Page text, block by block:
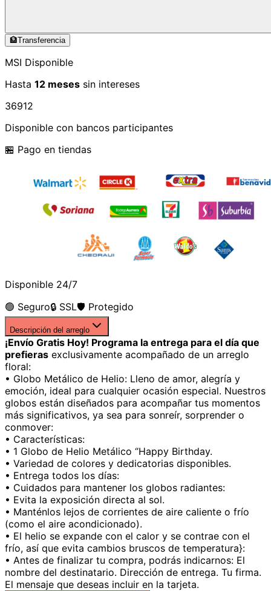
🏦Transferencia
MSI Disponible
Hasta 12 meses sin intereses
36912
Disponible con bancos participantes
🏪 Pago en tiendas
Disponible 24/7
🟢 Seguro🔒 SSL🛡️ Protegido
Descripción del arreglo
¡Envío Gratis Hoy! Programa la entrega para el día que
prefieras exclusivamente acompañado de un arreglo
floral:
• Globo Metálico de Helio: Lleno de amor, alegría y
emoción, ideal para cualquier ocasión especial. Nuestros
globos están diseñados para acompañar tus momentos
más significativos, ya sea para sonreír, sorprender o
conmover:
• Características:
• 1 Globo de Helio Metálico ‘’Happy Birthday.
• Variedad de colores y dedicatorias disponibles.
• Entrega todos los días:
• Cuidados para mantener los globos radiantes:
• Evita la exposición directa al sol.
• Manténlos lejos de corrientes de aire caliente o frío
(como el aire acondicionado).
• El helio se expande con el calor y se contrae con el
frío, así que evita cambios bruscos de temperatura}:
• Antes de finalizar tu compra, podrás indicarnos: El
nombre del destinatario. Dirección de entrega. Tu firma.
El mensaje que deseas incluir en la tarjeta.